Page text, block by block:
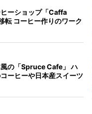
ーショップ「Caffa
コーヒー作りのワーク
の「Spruce Cafe」 ハ
ーヒーや日本産スイーツ